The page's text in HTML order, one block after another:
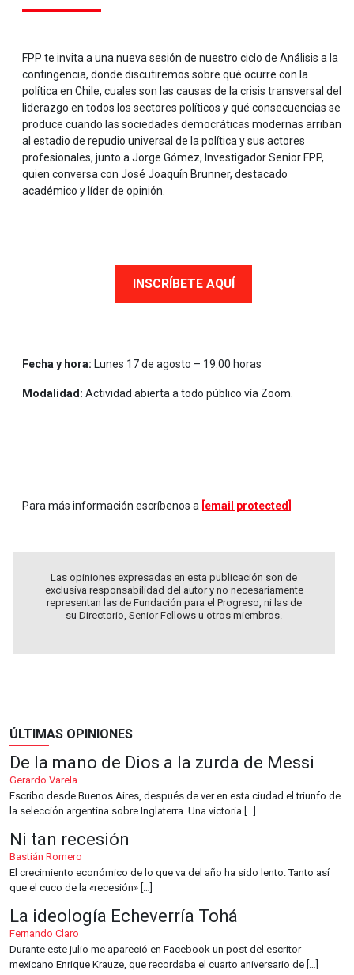
FPP te invita a una nueva sesión de nuestro ciclo de Análisis a la
contingencia, donde discutiremos sobre qué ocurre con la
política en Chile, cuales son las causas de la crisis transversal del
liderazgo en todos los sectores políticos y qué consecuencias se
produce cuando las sociedades democráticas modernas arriban
al estadio de repudio universal de la política y sus actores
profesionales, junto a Jorge Gómez, Investigador Senior FPP,
quien conversa con José Joaquín Brunner, destacado
académico y líder de opinión.
INSCRÍBETE AQUÍ
Fecha y hora: Lunes 17 de agosto – 19:00 horas
Modalidad: Actividad abierta a todo público vía Zoom.
Para más información escríbenos a [email protected]
Las opiniones expresadas en esta publicación son de
exclusiva responsabilidad del autor y no necesariamente
representan las de Fundación para el Progreso, ni las de
su Directorio, Senior Fellows u otros miembros.
ÚLTIMAS OPINIONES
De la mano de Dios a la zurda de Messi
Gerardo Varela
Escribo desde Buenos Aires, después de ver en esta ciudad el triunfo de
la selección argentina sobre Inglaterra. Una victoria […]
Ni tan recesión
Bastián Romero
El crecimiento económico de lo que va del año ha sido lento. Tanto así
que el cuco de la «recesión» […]
La ideología Echeverría Tohá
Fernando Claro
Durante este julio me apareció en Facebook un post del escritor
mexicano Enrique Krauze, que recordaba el cuarto aniversario de […]